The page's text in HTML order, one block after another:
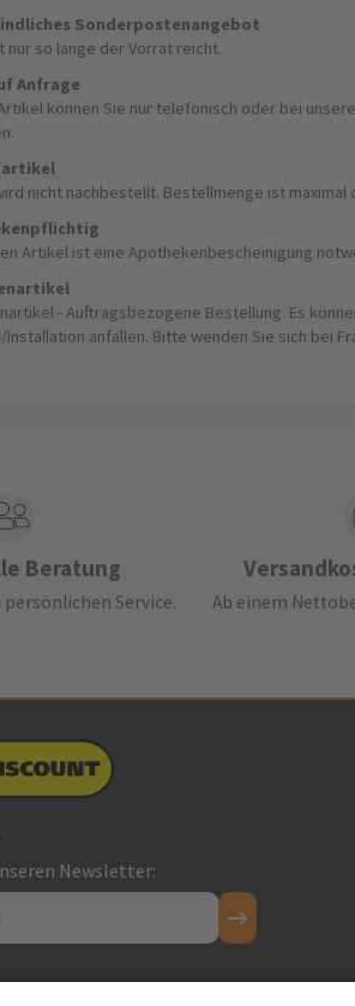
Sonderpostenangebot
nur so lange der Vorrat reicht.
Anfrage
können Sie nur telefonisch oder bei
nicht nachbestellt. Bestellmenge ist maximal
Artikel ist eine Apothekenbescheinigung
- Auftragsbezogene Bestellung. Es
Installation anfallen. Bitte wenden Sie sich bei
Beratung
Service. Ab einem
Newsletter: